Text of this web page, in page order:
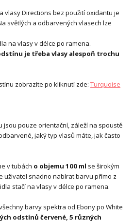
vlasy Directions bez použití oxidantu je
světlých a odbarvených vlasech lze
na vlasy v délce po ramena.
je třeba vlasy alespoň trochu
zobrazíte po kliknutí zde: Turquoise
jsou pouze orientační, záleží na spoustě
jaký typ vlasů máte, jak často
v tubách o objemu 100 ml se širokým
uživatel snadno nabírat barvu přímo z
stačí na vlasy v délce po ramena.
barvy spektra od Ebony po White
odstínů červené, 5 různých